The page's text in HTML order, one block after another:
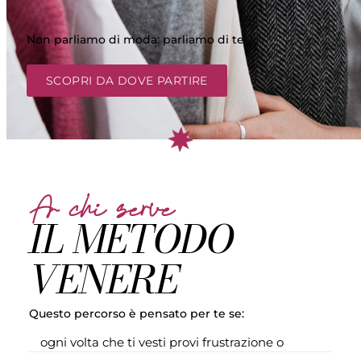
Non parliamo di moda: parliamo di te
SCOPRI DA DOVE PARTIRE
A chi serve
IL METODO
VENERE
Questo percorso è pensato per te se:
ogni volta che ti vesti provi frustrazione o